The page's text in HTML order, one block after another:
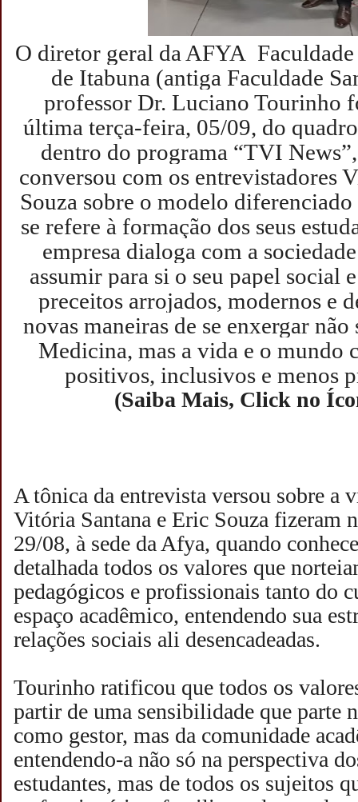
O diretor geral da AFYA
de Itabuna (antiga Faculdade
professor Dr. Luciano Tourinho
última terça-feira, 05/09, do
dentro do programa “TVI
conversou com os entrevistadores
Souza sobre o modelo
se refere à formação dos seus
empresa dialoga com a
assumir para si o seu papel social
preceitos arrojados, modernos e
novas maneiras de se enxergar
Medicina, mas a vida e o mundo
positivos, inclusivos e menos
(Saiba Mais, Click no
A tônica da entrevista versou sobre a
Vitória Santana e Eric Souza fizeram
29/08, à sede da Afya, quando
detalhada todos os valores que
pedagógicos e profissionais tanto do
espaço acadêmico, entendendo sua
relações sociais ali desencadeadas.
Tourinho ratificou que todos os
partir de uma sensibilidade que parte
como gestor, mas da comunidade
entendendo-a não só na perspectiva
estudantes, mas de todos os sujeitos